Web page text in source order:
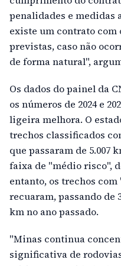
penalidades e medidas
existe um contrato com
previstas, caso não
de forma natural",
Os dados do painel da
os números de 2024 e
ligeira melhora. O
trechos classificados
que passaram de 5.007
faixa de "médio risco",
entanto, os trechos
recuaram, passando de
km no ano passado.
"Minas continua
significativa de